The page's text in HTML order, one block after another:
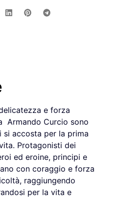
e forza
Armando Curcio sono
si accosta per la prima
Protagonisti dei
ed eroine, principi e
con coraggio e forza
raggiungendo
per la vita e